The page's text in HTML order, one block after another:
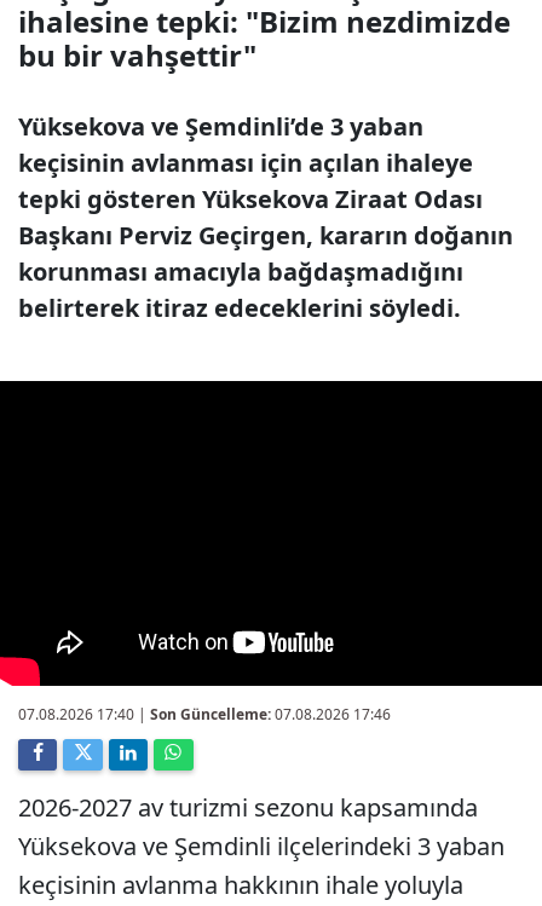
ihalesine tepki: "Bizim nezdimizde
bu bir vahşettir"
Yüksekova ve Şemdinli’de 3 yaban
keçisinin avlanması için açılan ihaleye
tepki gösteren Yüksekova Ziraat Odası
Başkanı Perviz Geçirgen, kararın doğanın
korunması amacıyla bağdaşmadığını
belirterek itiraz edeceklerini söyledi.
07.08.2026 17:40 | Son Güncelleme:07.08.2026 17:46
2026-2027 av turizmi sezonu kapsamında
Yüksekova ve Şemdinli ilçelerindeki 3 yaban
keçisinin avlanma hakkının ihale yoluyla